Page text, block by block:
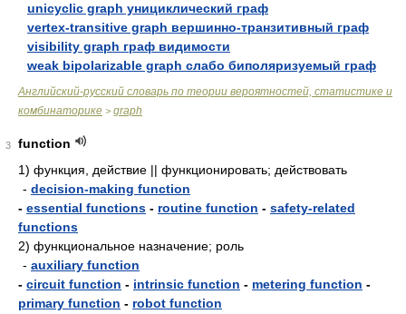
unicyclic graph унициклический граф
vertex-transitive graph вершинно-транзитивный граф
visibility graph граф видимости
weak bipolarizable graph слабо биполяризуемый граф
Английский-русский словарь по теории вероятностей, статистике и
комбинаторике > graph
3
function
1) функция, действие || функционировать; действовать
- decision-making function
- essential functions - routine function - safety-related
functions
2) функциональное назначение; роль
- auxiliary function
- circuit function - intrinsic function - metering function -
primary function - robot function